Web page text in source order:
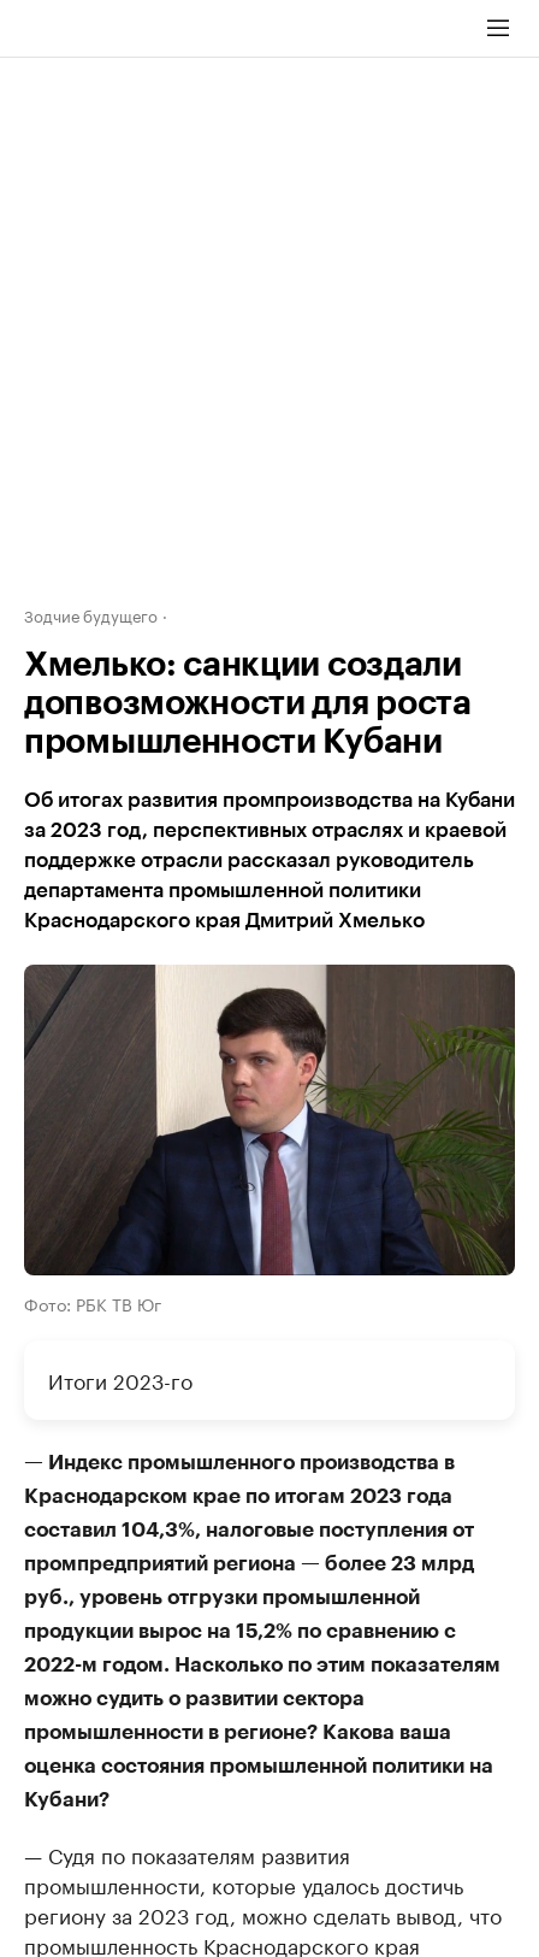
Зодчие будущего
Хмелько: санкции создали
допвозможности для роста
промышленности Кубани
Об итогах развития промпроизводства на Кубани
за 2023 год, перспективных отраслях и краевой
поддержке отрасли рассказал руководитель
департамента промышленной политики
Краснодарского края Дмитрий Хмелько
Фото: РБК ТВ Юг
Итоги 2023-го
— Индекс промышленного производства в
Краснодарском крае по итогам 2023 года
составил 104,3%, налоговые поступления от
промпредприятий региона — более 23 млрд
руб., уровень отгрузки промышленной
продукции вырос на 15,2% по сравнению с
2022-м годом. Насколько по этим показателям
можно судить о развитии сектора
промышленности в регионе? Какова ваша
оценка состояния промышленной политики на
Кубани?
— Судя по показателям развития
промышленности, которые удалось достичь
региону за 2023 год, можно сделать вывод, что
промышленность Краснодарского края